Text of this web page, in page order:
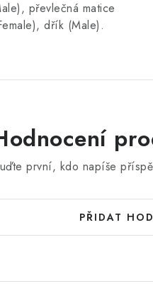
převlečná matice
dřík (Male).
první, kdo napíše
PŘIDAT